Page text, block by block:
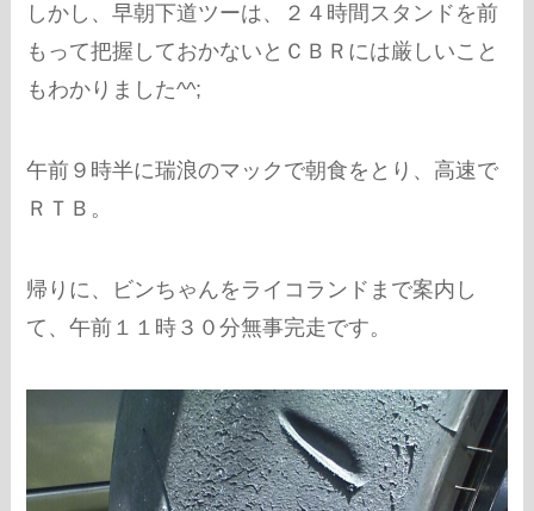
しかし、早朝下道ツーは、２４時間スタンドを前
もって把握しておかないとＣＢＲには厳しいこと
もわかりました^^;
午前９時半に瑞浪のマックで朝食をとり、高速で
ＲＴＢ。
帰りに、ビンちゃんをライコランドまで案内し
て、午前１１時３０分無事完走です。